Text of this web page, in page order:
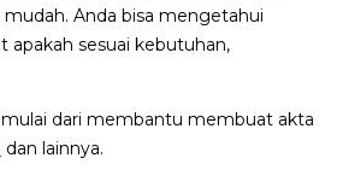
Anda bisa mengetahui
apakah sesuai kebutuhan,
dari membantu membuat akta
dan lainnya.